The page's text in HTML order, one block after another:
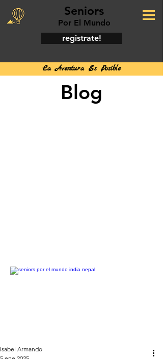
Seniors
Por El Mundo
registrate!
La Aventura Es Posible
Blog
Isabel Armando